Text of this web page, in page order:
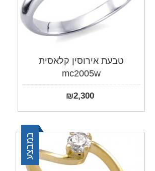
טבעת אירוסין קלאסית
mc2005w
₪2,300
במבצע